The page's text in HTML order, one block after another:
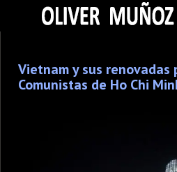
FOTOGRAFIAS
Vietnam y sus renovadas
Comunistas de Ho Chi